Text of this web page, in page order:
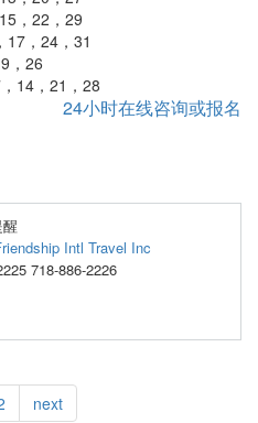
，22，29
17，24，31
，26
14，21，28
24小时在线咨询或报名
Intl Travel Inc
718-886-2226
next